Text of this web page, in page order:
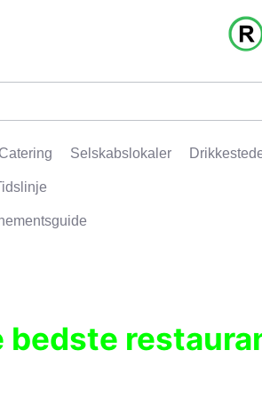
Catering Selskabslokaler
bedste